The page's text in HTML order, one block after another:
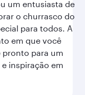
um entusiasta de
o churrasco do
para todos. A
em que você
pronto para um
inspiração em